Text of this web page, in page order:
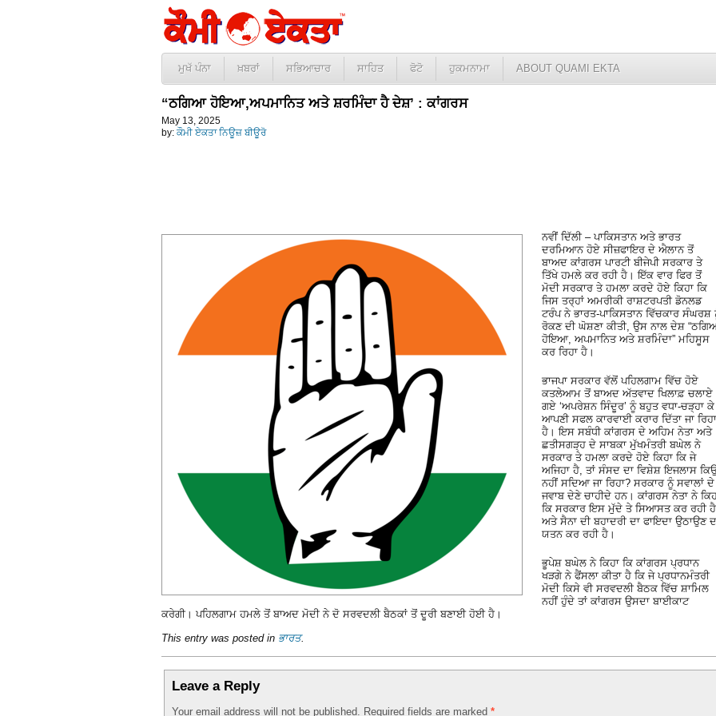
ਮੁਖੱ ਪੰਨਾ ਖ਼ਬਰਾਂ ਸਭਿਆਚਾਰ ਸਾਹਿਤ ਫੋਟੋ ਹੁਕਮਨਾਮਾ ABOUT QUAMI EKTA
“ਠਗਿਆ ਹੋਇਆ,ਅਪਮਾਨਿਤ ਅਤੇ ਸ਼ਰਮਿੰਦਾ ਹੈ ਦੇਸ਼’ : ਕਾਂਗਰਸ
May 13, 2025
by: ਕੌਮੀ ਏਕਤਾ ਨਿਊਜ਼ ਬੀਊਰੋ
ਨਵੀਂ ਦਿੱਲੀ – ਪਾਕਿਸਤਾਨ ਅਤੇ ਭਾਰਤ
ਦਰਮਿਆਨ ਹੋਏ ਸੀਜ਼ਫਾਇਰ ਦੇ ਐਲਾਨ ਤੋਂ
ਬਾਅਦ ਕਾਂਗਰਸ ਪਾਰਟੀ ਬੀਜੇਪੀ ਸਰਕਾਰ ਤੇ
ਤਿੱਖੇ ਹਮਲੇ ਕਰ ਰਹੀ ਹੈ। ਇੱਕ ਵਾਰ ਫਿਰ ਤੋਂ
ਮੋਦੀ ਸਰਕਾਰ ਤੇ ਹਮਲਾ ਕਰਦੇ ਹੋਏ ਕਿਹਾ ਕਿ
ਜਿਸ ਤਰ੍ਹਾਂ ਅਮਰੀਕੀ ਰਾਸ਼ਟਰਪਤੀ ਡੋਨਲਡ
ਟਰੰਪ ਨੇ ਭਾਰਤ-ਪਾਕਿਸਤਾਨ ਵਿੱਚਕਾਰ ਸੰਘਰਸ਼
ਰੋਕਣ ਦੀ ਘੋਸ਼ਣਾ ਕੀਤੀ, ਉਸ ਨਾਲ ਦੇਸ਼
ਹੋਇਆ, ਅਪਮਾਨਿਤ ਅਤੇ ਸ਼ਰਮਿੰਦਾ” ਮਹਿਸੂਸ
ਕਰ ਰਿਹਾ ਹੈ।
ਭਾਜਪਾ ਸਰਕਾਰ ਵੱਲੋਂ ਪਹਿਲਗਾਮ ਵਿੱਚ ਹੋਏ
ਕਤਲੇਆਮ ਤੋਂ ਬਾਅਦ ਅੱਤਵਾਦ ਖਿਲਾਫ਼ ਚਲਾਏ
ਗਏ ‘ਅਪਰੇਸ਼ਨ ਸਿੰਦੂਰ’ ਨੂੰ ਬਹੁਤ ਵਧਾ-ਚੜ੍ਹਾ ਕੇ
ਆਪਣੀ ਸਫਲ ਕਾਰਵਾਈ ਕਰਾਰ ਦਿੱਤਾ ਜਾ ਰਿਹਾ
ਹੈ। ਇਸ ਸਬੰਧੀ ਕਾਂਗਰਸ ਦੇ ਅਹਿਮ ਨੇਤਾ ਅਤੇ
ਛਤੀਸਗੜ੍ਹ ਦੇ ਸਾਬਕਾ ਮੁੱਖਮੰਤਰੀ ਬਘੇਲ ਨੇ
ਸਰਕਾਰ ਤੇ ਹਮਲਾ ਕਰਦੇ ਹੋਏ ਕਿਹਾ ਕਿ ਜੇ
ਅਜਿਹਾ ਹੈ, ਤਾਂ ਸੰਸਦ ਦਾ ਵਿਸ਼ੇਸ਼ ਇਜਲਾਸ
ਨਹੀਂ ਸਦਿਆ ਜਾ ਰਿਹਾ? ਸਰਕਾਰ ਨੂੰ ਸਵਾਲਾਂ ਦੇ
ਜਵਾਬ ਦੇਣੇ ਚਾਹੀਦੇ ਹਨ। ਕਾਂਗਰਸ ਨੇਤਾ ਨੇ
ਕਿ ਸਰਕਾਰ ਇਸ ਮੁੱਦੇ ਤੇ ਸਿਆਸਤ ਕਰ ਰਹੀ ਹੈ
ਅਤੇ ਸੈਨਾ ਦੀ ਬਹਾਦਰੀ ਦਾ ਫਾਇਦਾ ਉਠਾਉਣ
ਯਤਨ ਕਰ ਰਹੀ ਹੈ।
ਭੂਪੇਸ਼ ਬਘੇਲ ਨੇ ਕਿਹਾ ਕਿ ਕਾਂਗਰਸ ਪ੍ਰਧਾਨ
ਖੜਗੇ ਨੇ ਫੈਂਸਲਾ ਕੀਤਾ ਹੈ ਕਿ ਜੇ ਪ੍ਰਧਾਨਮੰਤਰੀ
ਮੋਦੀ ਕਿਸੇ ਵੀ ਸਰਵਦਲੀ ਬੈਠਕ ਵਿੱਚ ਸ਼ਾਮਿਲ
ਨਹੀਂ ਹੁੰਦੇ ਤਾਂ ਕਾਂਗਰਸ ਉਸਦਾ ਬਾਈਕਾਟ
ਕਰੇਗੀ। ਪਹਿਲਗਾਮ ਹਮਲੇ ਤੋਂ ਬਾਅਦ ਮੋਦੀ ਨੇ ਦੋ ਸਰਵਦਲੀ ਬੈਠਕਾਂ ਤੋਂ ਦੂਰੀ ਬਣਾਈ ਹੋਈ ਹੈ।
This entry was posted in ਭਾਰਤ.
Leave a Reply
Your email address will not be published. Required fields are marked *